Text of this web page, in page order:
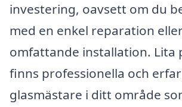
investering, oavsett om du
med en enkel reparation
omfattande installation. Lita
finns professionella och
glasmästare i ditt område